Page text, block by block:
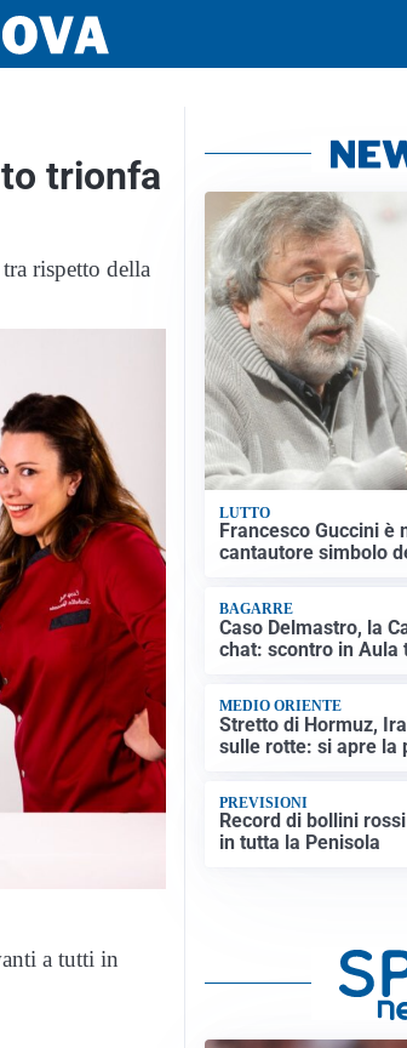
trionfa
rispetto della
a tutti in
LUTTO
Francesco Guccini è
cantautore simbolo
BAGARRE
Caso Delmastro, la
chat: scontro in Aula
MEDIO ORIENTE
Stretto di Hormuz,
sulle rotte: si apre la
PREVISIONI
Record di bollini
in tutta la Penisola